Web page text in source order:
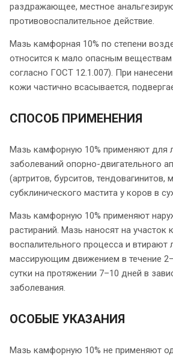
раздражающее, местное
противовоспалительное действие.
Мазь камфорная 10% по степени
относится к мало опасным веществам
согласно ГОСТ 12.1.007). При
кожи частично всасывается,
СПОСОБ ПРИМЕНЕНИЯ
Мазь камфорную 10% применяют для
заболеваний опорно-двигательного
(артритов, бурситов, тендовагинитов,
субклинического мастита у коров в
Мазь камфорную 10% применяют
растираний. Мазь наносят на участок
воспалительного процесса и втирают
массирующим движением в течение
сутки на протяжении 7–10 дней в
заболевания.
ОСОБЫЕ УКАЗАНИЯ
Мазь камфорную 10% не применяют